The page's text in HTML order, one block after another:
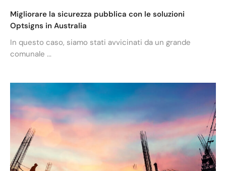
Migliorare la sicurezza pubblica con le soluzioni
Optsigns in Australia
In questo caso, siamo stati avvicinati da un grande
comunale ...